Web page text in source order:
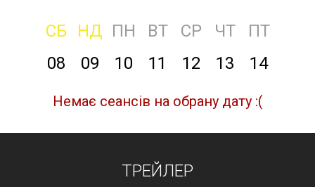
СБ НД ПН ВТ СР ЧТ
ПТ
08
09 10 11 12 13 14
Немає сеансів на обрану дату :(
ТРЕЙЛЕР